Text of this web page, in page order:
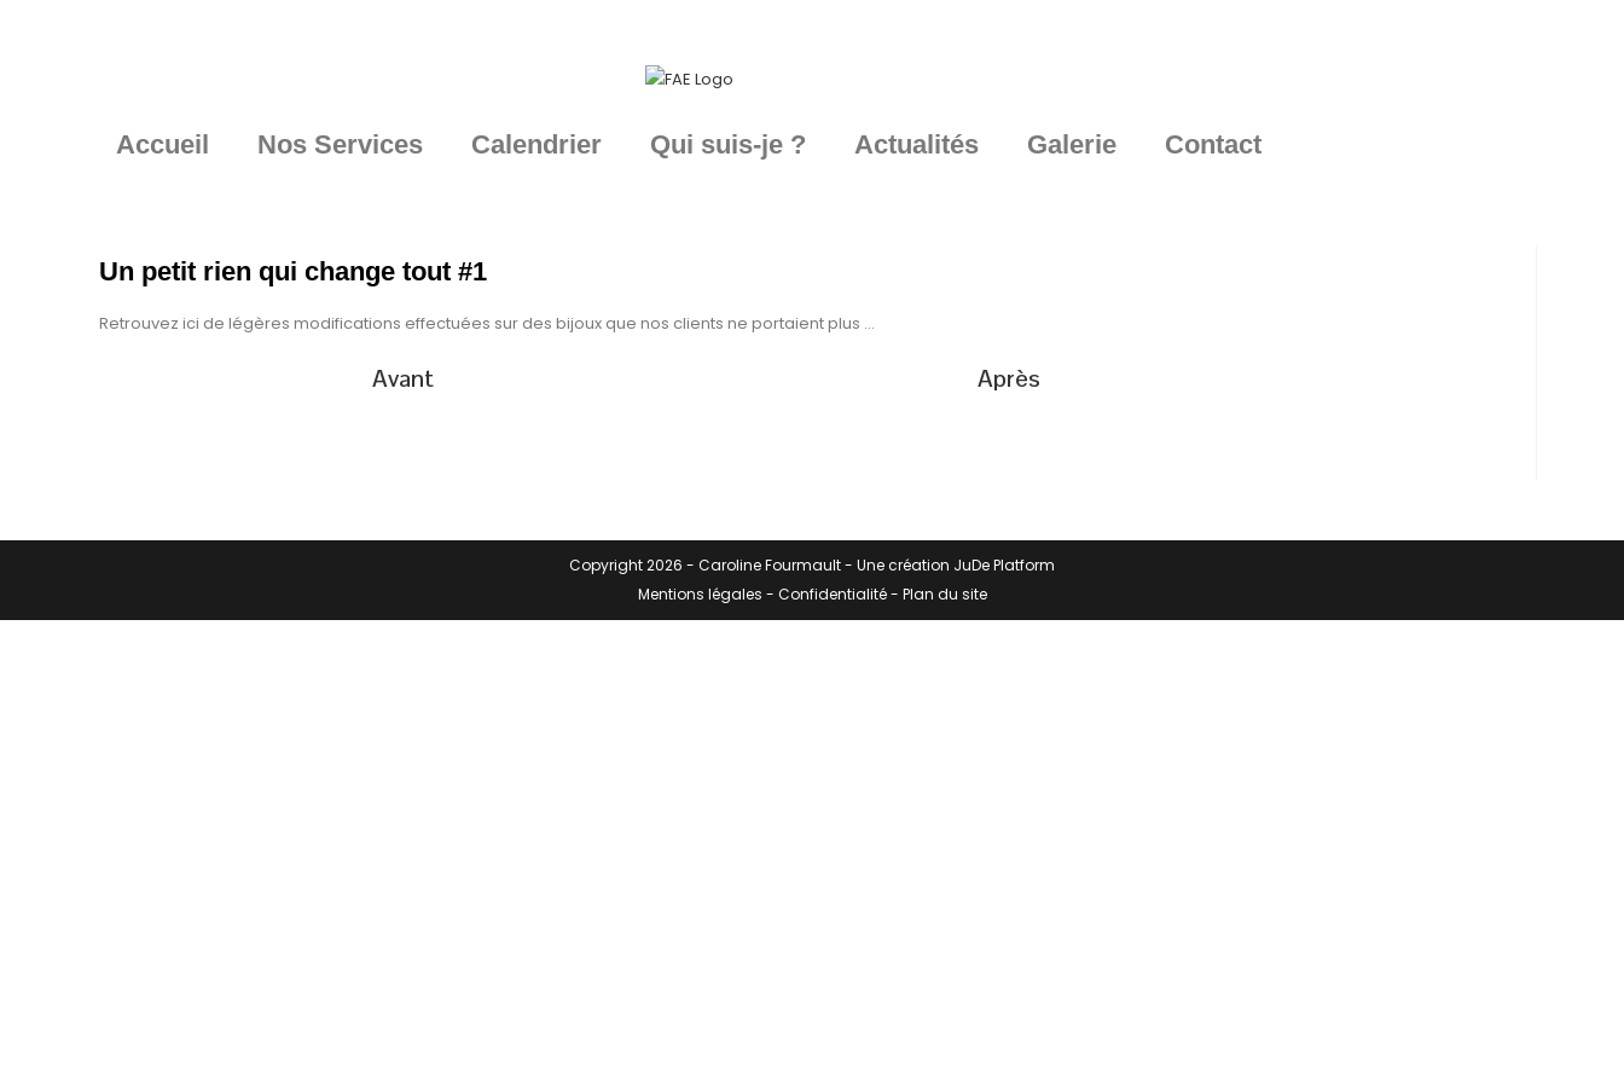
Accueil Nos Services Calendrier Qui suis-je ? Actualités Galerie Contact
Un petit rien qui change tout #1
Retrouvez ici de légères modifications effectuées sur des bijoux que nos clients ne portaient plus …
Avant Après
Copyright 2026 - Caroline Fourmault- Une création JuDe Platform
Mentions légales - Confidentialité- Plan du site